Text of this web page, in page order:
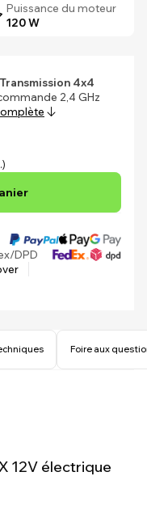
Puissance du moteur
120 W
Transmission 4x4
2,4 GHz
DPD
Foire aux
12V électrique